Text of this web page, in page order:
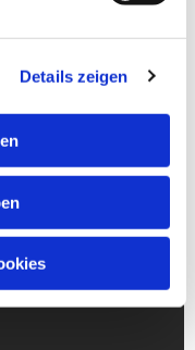
Details zeigen